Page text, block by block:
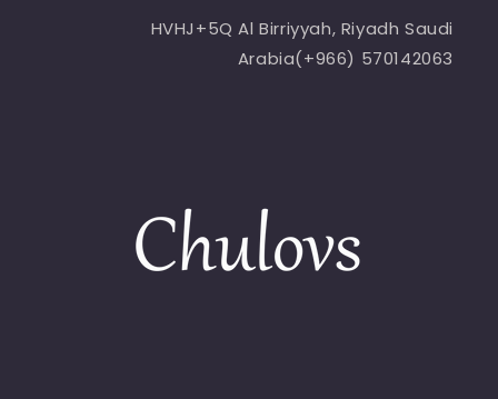
HVHJ+5Q Al Birriyyah, Riyadh Saudi
Arabia(+966) 570142063